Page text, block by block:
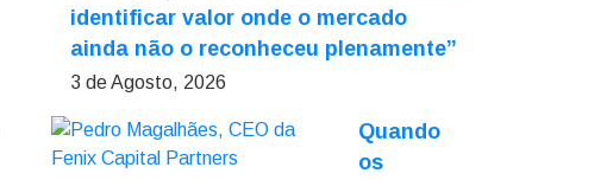
identificar valor onde o mercado
ainda não o reconheceu plenamente”
3 de Agosto, 2026
Quando
os